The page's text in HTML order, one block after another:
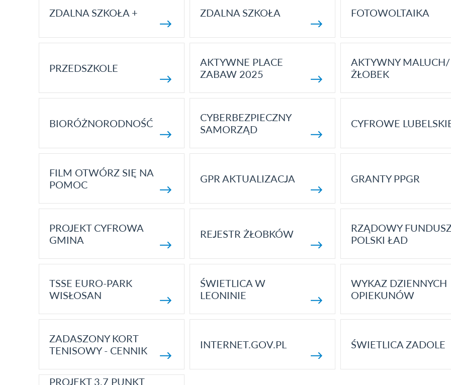
ZDALNA SZKOŁA + ZDALNA SZKOŁA FOTOWOLTAIKA
PRZEDSZKOLE
AKTYWNE PLACE
ZABAW 2025
AKTYWNY MALUCH/
ŻŁOBEK
BIORÓŻNORODNOŚĆ
CYBERBEZPIECZNY
SAMORZĄD
CYFROWE
FILM OTWÓRZ SIĘ NA
POMOC
GPR AKTUALIZACJA GRANTY PPGR
PROJEKT CYFROWA
GMINA
REJESTR ŻŁOBKÓW
RZĄDOWY
POLSKI ŁAD
TSSE EURO-PARK
WISŁOSAN
ŚWIETLICA W
LEONINIE
WYKAZ DZIENNYCH
OPIEKUNÓW
ZADASZONY KORT
TENISOWY - CENNIK
INTERNET.GOV.PL ŚWIETLICA ZADOLE
PROJEKT 3.7 PUNKT